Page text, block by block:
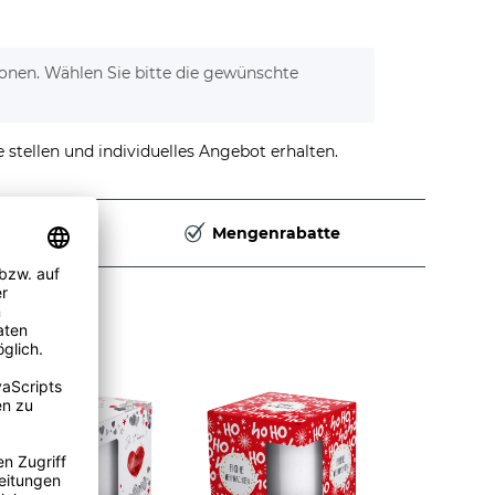
Wählen Sie bitte die gewünschte
stellen und individuelles Angebot erhalten.
Mengenrabatte